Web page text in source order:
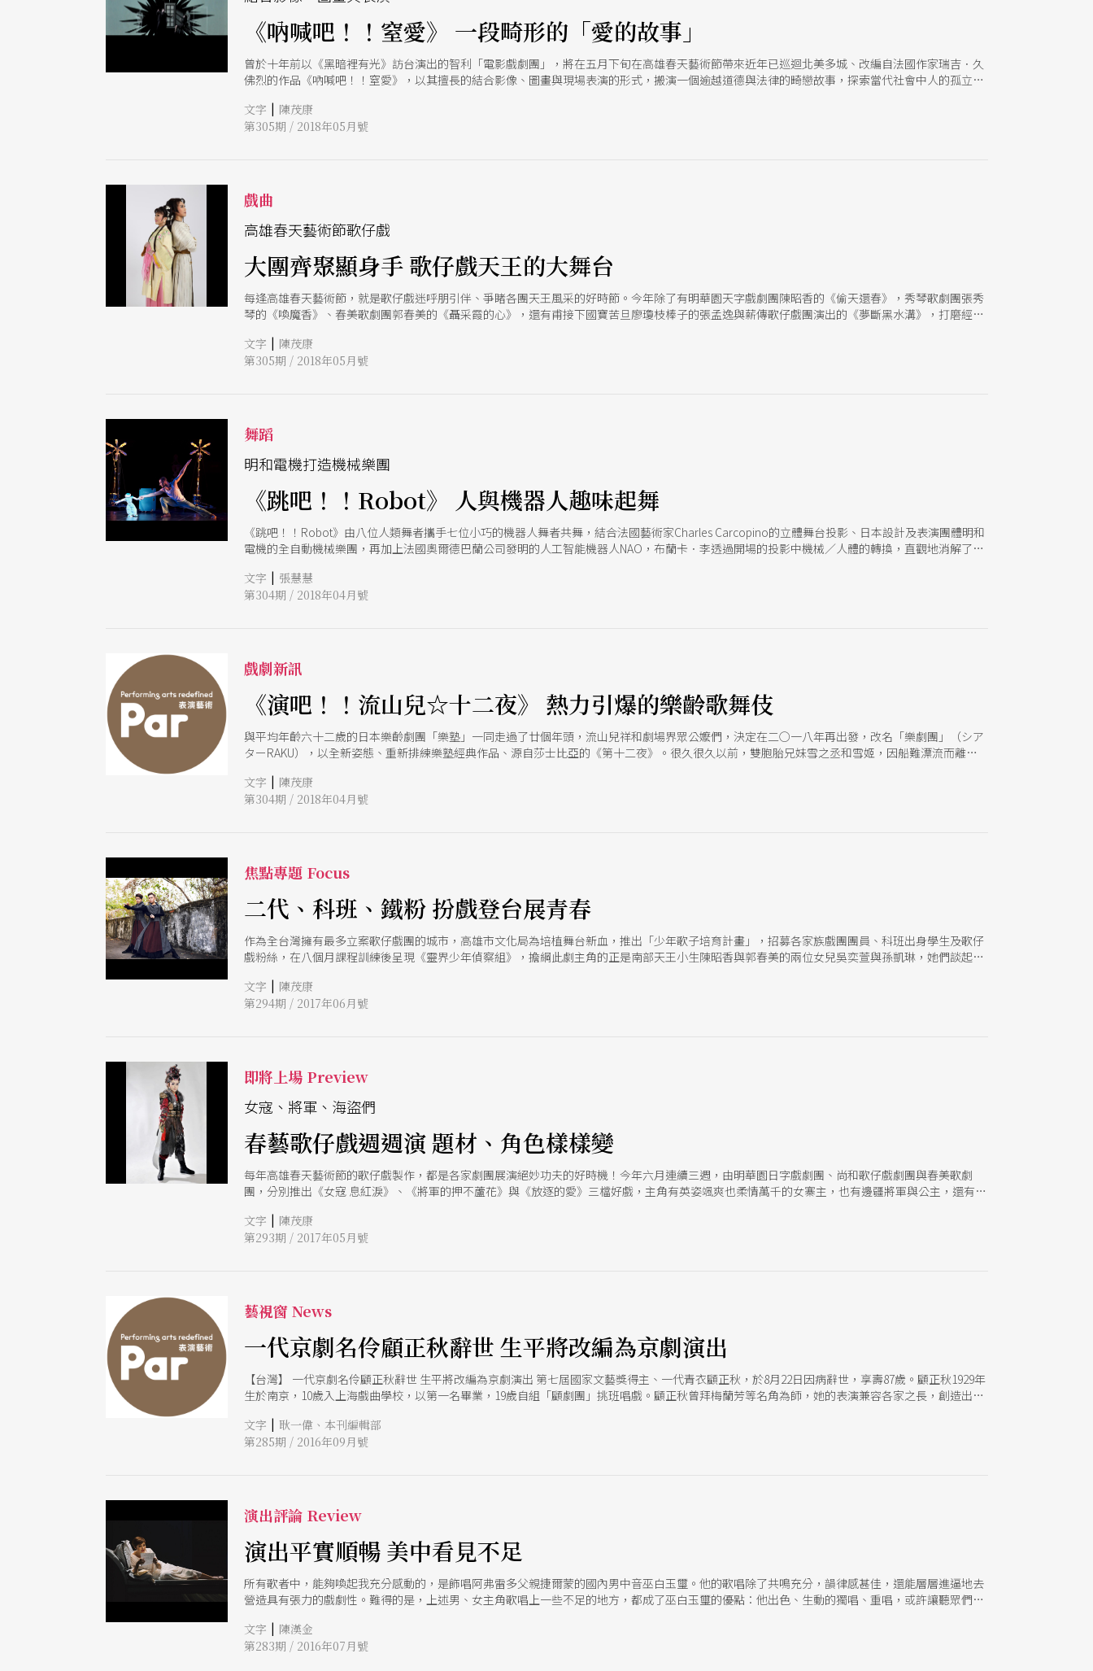
《吶喊吧！！窒愛》 一段畸形的「愛的故事」
曾於十年前以《黑暗裡有光》訪台演出的智利「電影戲劇團」，將在五月下旬在高雄春天藝術節帶來近年已巡迴北美多城、改編自法國作家瑞吉．久
佛烈的作品《吶喊吧！！窒愛》，以其擅長的結合影像、圖畫與現場表演的形式，搬演一個逾越道德與法律的畸戀故事，探索當代社會中人的孤立與
文字 | 陳茂康
第305期 / 2018年05月號
戲曲
高雄春天藝術節歌仔戲
大團齊聚顯身手 歌仔戲天王的大舞台
每逢高雄春天藝術節，就是歌仔戲迷呼朋引伴、爭睹各團天王風采的好時節。今年除了有明華園天字戲劇團陳昭香的《偷天還春》，秀琴歌劇團張秀
琴的《喚魔香》、春美歌劇團郭春美的《聶采霞的心》，還有甫接下國寶苦旦廖瓊枝棒子的張孟逸與薪傳歌仔戲團演出的《夢斷黑水溝》，打磨經年
文字 | 陳茂康
第305期 / 2018年05月號
舞蹈
明和電機打造機械樂團
《跳吧！！Robot》 人與機器人趣味起舞
《跳吧！！Robot》由八位人類舞者攜手七位小巧的機器人舞者共舞，結合法國藝術家Charles Carcopino的立體舞台投影、日本設計及表演團體明和
電機的全自動機械樂團，再加上法國奧爾德巴蘭公司發明的人工智能機器人NAO，布蘭卡．李透過開場的投影中機械／人體的轉換，直觀地消解了人
文字 | 張慧慧
第304期 / 2018年04月號
戲劇新訊
《演吧！！流山兒☆十二夜》 熱力引爆的樂齡歌舞伎
與平均年齡六十二歲的日本樂齡劇團「樂塾」一同走過了廿個年頭，流山兒祥和劇場界眾公嬤們，決定在二○一八年再出發，改名「樂劇團」（シア
ターRAKU），以全新姿態、重新排練樂塾經典作品、源自莎士比亞的《第十二夜》。很久很久以前，雙胞胎兄妹雪之丞和雪姬，因船難漂流而離
的場景漸漸浮現、終至狂喜，正因這對兄妹的到來，而吹皺了一池春水。 自○六年起，已有多種版本、亦曾遠赴加拿大藝穗節演出的樂塾《十二
夜》，此次在春天藝術節的題名為《演吧！！流山兒☆十二夜》。前年在《女人的和平》裡，台北觀眾深刻感受了樂塾演員的超熟熱力和可愛魅力，
文字 | 陳茂康
第304期 / 2018年04月號
焦點專題 Focus
二代、科班、鐵粉 扮戲登台展青春
作為全台灣擁有最多立案歌仔戲團的城市，高雄市文化局為培植舞台新血，推出「少年歌子培育計畫」，招募各家族戲團團員、科班出身學生及歌仔
戲粉絲，在八個月課程訓練後呈現《靈界少年偵察組》，擔綱此劇主角的正是南部天王小生陳昭香與郭春美的兩位女兒吳奕萱與孫凱琳，她們談起學
文字 | 陳茂康
第294期 / 2017年06月號
即將上場 Preview
女寇、將軍、海盜們
春藝歌仔戲週週演 題材、角色樣樣變
每年高雄春天藝術節的歌仔戲製作，都是各家劇團展演絕妙功夫的好時機！今年六月連續三週，由明華園日字戲劇團、尚和歌仔戲劇團與春美歌劇
團，分別推出《女寇 息紅淚》、《將軍的押不蘆花》與《放逐的愛》三檔好戲，主角有英姿颯爽也柔情萬千的女寨主，也有邊疆將軍與公主，還有海
文字 | 陳茂康
第293期 / 2017年05月號
藝視窗 News
一代京劇名伶顧正秋辭世 生平將改編為京劇演出
【台灣】 一代京劇名伶顧正秋辭世 生平將改編為京劇演出 第七屆國家文藝獎得主、一代青衣顧正秋，於8月22日因病辭世，享壽87歲。顧正秋1929年
生於南京，10歲入上海戲曲學校，以第一名畢業，19歲自組「顧劇團」挑班唱戲。顧正秋曾拜梅蘭芳等名角為師，她的表演兼容各家之長，創造出千
「永樂五年」。1953年，顧劇團解散，顧正秋嫁給前台灣省政府財政廳長任顯群，轟動一時。而後夫婿蒙冤入獄，她不離不棄，寫下美麗的愛情傳
奇。一九九七年，作家季季訪談顧正秋，出版口述傳記《休戀逝水》，回顧她前半生的京劇演藝生涯。中國京劇院計畫將該傳記搬上舞台，由編劇何
（Graham Sheffield）談英國經驗，從巴比肯中心到英國文化協會，如何以劇場力量翻新城市與國家。前亞維儂藝術節總監、現任里昂舞蹈雙年展主
席費弗爾．達榭（Bernard Faivre dArcier）以其多年深耕文化藝術的豐富實務經歷，帶領聽眾認識舞蹈撼動世界的力量。劇場如何影響城市？劇場如
何連結在地、國家及國際觀點，西班牙瓦倫西亞蘇菲亞皇后劇院總經理暨藝術總監大衛．利弗莫爾（Davide Livermore）和比利時列日藝術節總監尚
路易．哥連尼特（Jean-Louis Colinet）與臺灣國家表演藝術中心三館一團的代表，將不藏私分享專業觀點，剖析東西方場館營運中，傳統與當代的互
生共榮。 此外參與貴賓還有國立政治大學創造力講座主持人吳靜吉博士、雲門舞集藝術總監林懷民、布拉瑞揚舞團藝術
文字 | 耿一偉、本刊編輯部
第285期 / 2016年09月號
演出評論 Review
演出平實順暢 美中看見不足
所有歌者中，能夠喚起我充分感動的，是飾唱阿弗雷多父親捷爾蒙的國內男中音巫白玉璽。他的歌唱除了共鳴充分，韻律感甚佳，還能層層進逼地去
營造具有張力的戲劇性。難得的是，上述男、女主角歌唱上一些不足的地方，都成了巫白玉璽的優點：他出色、生動的獨唱、重唱，或許讓聽眾們驚
文字 | 陳漢金
第283期 / 2016年07月號